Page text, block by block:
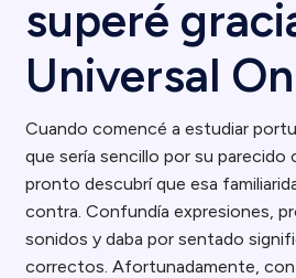
superé
Universal
Cuando comencé a estudiar
que sería sencillo por su parecido
pronto descubrí que esa
contra. Confundía expresiones,
sonidos y daba por sentado
correctos. Afortunadamente, con